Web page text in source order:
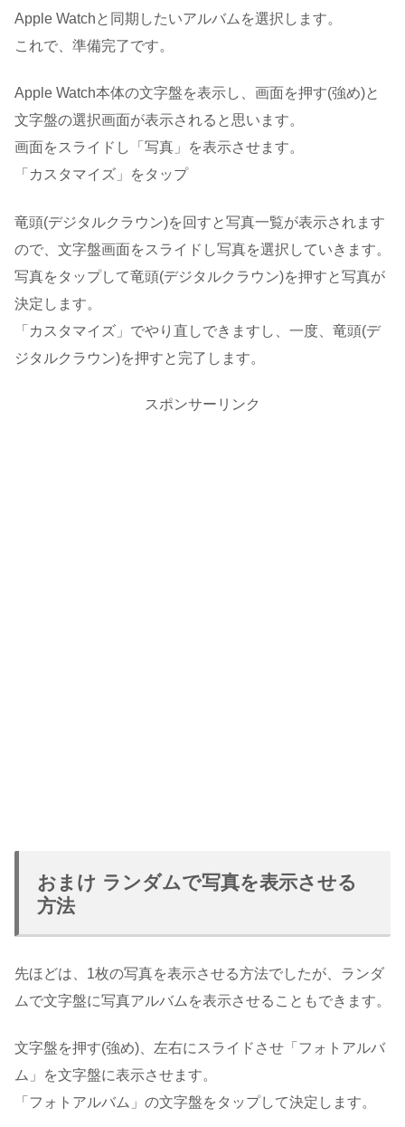
Apple Watchと同期したいアルバムを選択します。
これで、準備完了です。
Apple Watch本体の文字盤を表示し、画面を押す(強め)と
文字盤の選択画面が表示されると思います。
画面をスライドし「写真」を表示させます。
「カスタマイズ」をタップ
竜頭(デジタルクラウン)を回すと写真一覧が表示されます
ので、文字盤画面をスライドし写真を選択していきます。
写真をタップして竜頭(デジタルクラウン)を押すと写真が
決定します。
「カスタマイズ」でやり直しできますし、一度、竜頭(デ
ジタルクラウン)を押すと完了します。
スポンサーリンク
おまけ ランダムで写真を表示させる
方法
先ほどは、1枚の写真を表示させる方法でしたが、ランダ
ムで文字盤に写真アルバムを表示させることもできます。
文字盤を押す(強め)、左右にスライドさせ「フォトアルバ
ム」を文字盤に表示させます。
「フォトアルバム」の文字盤をタップして決定します。